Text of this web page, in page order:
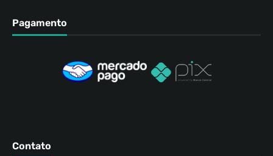
Pagamento
Contato